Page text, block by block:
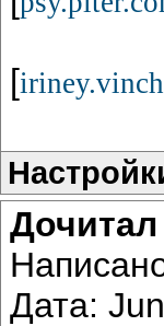
[
Дочитал
Дата: